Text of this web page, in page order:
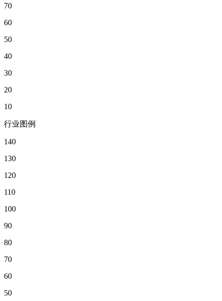
70
60
50
40
30
20
10
行业图例
140
130
120
110
100
90
80
70
60
50